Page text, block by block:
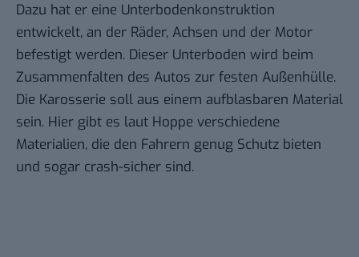
Dazu hat er eine Unterbodenkonstruktion
entwickelt, an der Räder, Achsen und der Motor
befestigt werden. Dieser Unterboden wird beim
Zusammenfalten des Autos zur festen Außenhülle.
Die Karosserie soll aus einem aufblasbaren Material
sein. Hier gibt es laut Hoppe verschiedene
Materialien, die den Fahrern genug Schutz bieten
und sogar crash-sicher sind.